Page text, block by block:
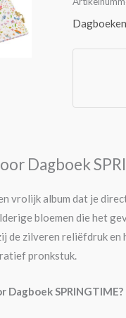
Dagboeken
Dagboek
vrolijk album dat je
bloemen die het
de zilveren reliëfdruk
pronkstuk.
Dagboek SPRINGTIME?